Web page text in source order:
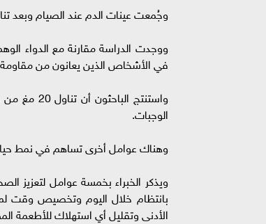
وجُمعت عينات الدم عند الصيام وبعد تناول الوجبة لمدة 30 و60 دقيقة
ووجدت الدراسة مقارنة مع الدواء
في الأشخاص الذين يعانون من مقاومة
الوجبات.
وهناك عوامل أخرى تساهم في نمط
ويذكر الخبراء بخمسة عوامل لتعزيز
بانتظام خلال اليوم وتخصيص وقت
الأدنى وتقليل أي استهلاك للأطعمة